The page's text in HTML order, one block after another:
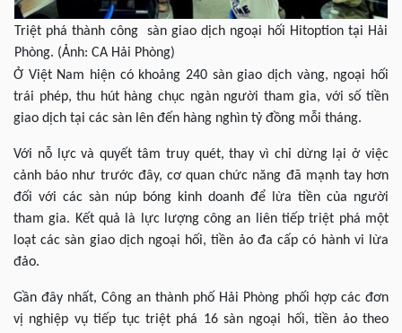
Triệt phá thành công sàn giao dịch ngoại hối Hitoption tại Hải
Phòng. (Ảnh: CA Hải Phòng)
Ở Việt Nam hiện có khoảng 240 sàn giao dịch vàng, ngoại hối
trái phép, thu hút hàng chục ngàn người tham gia, với số tiền
giao dịch tại các sàn lên đến hàng nghìn tỷ đồng mỗi tháng.
Với nỗ lực và quyết tâm truy quét, thay vì chỉ dừng lại ở việc
cảnh báo như trước đây, cơ quan chức năng đã mạnh tay hơn
đối với các sàn núp bóng kinh doanh để lừa tiền của người
tham gia. Kết quả là lực lượng công an liên tiếp triệt phá một
loạt các sàn giao dịch ngoại hối, tiền ảo đa cấp có hành vi lừa
đảo.
Gần đây nhất, Công an thành phố Hải Phòng phối hợp các đơn
vị nghiệp vụ tiếp tục triệt phá 16 sàn ngoại hối, tiền ảo theo